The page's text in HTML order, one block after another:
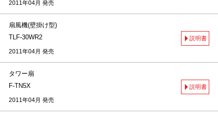
2011年04月 発売
扇風機(壁掛け型)
TLF-30WR2
2011年04月 発売
説明書
タワー扇
F-TN5X
2011年04月 発売
説明書